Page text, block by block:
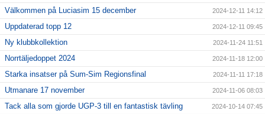
Välkommen på Luciasim 15 december 2024-12-11 14:12
Uppdaterad topp 12 2024-12-11 09:45
Ny klubbkollektion 2024-11-24 11:51
Norrtäljedoppet 2024 2024-11-18 12:00
Starka insatser på Sum-Sim Regionsfinal 2024-11-11 17:18
Utmanare 17 november 2024-11-06 08:03
Tack alla som gjorde UGP-3 till en fantastisk tävling 2024-10-14 07:45